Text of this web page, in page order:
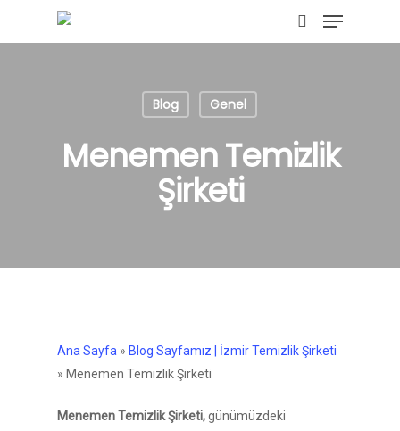
search
Menu
Blog Genel
Menemen Temizlik
Şirketi
Ana Sayfa » Blog Sayfamız | İzmir Temizlik Şirketi
» Menemen Temizlik Şirketi
Menemen Temizlik Şirketi,günümüzdeki